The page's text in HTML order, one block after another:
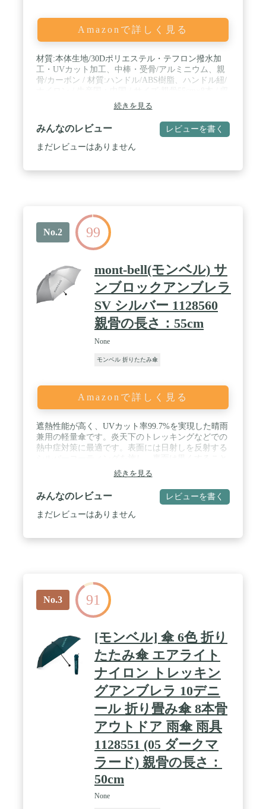
Amazonで詳しく見る
材質:本体生地/30Dポリエステル・テフロン撥水加
工・UVカット加工、中棒・受骨/アルミニウム、親
骨/カーボン / 材質:ハンドル/ABS樹脂、ハンドル紐/
納時サイズ:全長/22cm / 重量:約133g
続きを見る
みんなのレビュー レビューを書く
まだレビューはありません
No.2 99
mont-bell(モンベル) サ
ンブロックアンブレラ
SV シルバー 1128560
親骨の長さ：55cm
None
モンベル 折りたたみ傘
Amazonで詳しく見る
遮熱性能が高く、UVカット率99.7%を実現した晴雨
兼用の軽量傘です。炎天下のトレッキングなどでの
熱中症対策に最適です。表面には日射しを反射する
で優れた遮熱効果を実現しています。親骨には軽量
で強度を備えたカーボンを8本使用した、丈夫な構
造です。 / 素材：75デニール・ポリエステル 表：ポ
リウレタンシルバーコーティング〈耐久撥水加工〉
/ サイズ：直径（使用時）98cm 骨長55cm 傘袋収納
続きを見る
みんなのレビュー レビューを書く
まだレビューはありません
No.3 91
[モンベル] 傘 6色 折り
たたみ傘 エアライト
ナイロン トレッキン
グアンブレラ 10デニ
ール 折り畳み傘 8本骨
アウトドア 雨傘 雨具
1128551 (05 ダークマ
ラード) 親骨の長さ：
50cm
None